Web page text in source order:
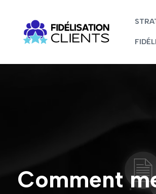
Comment